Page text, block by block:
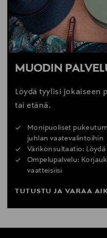
MUODIN
Löydä tyylisi jokaiseen
tai etänä.
Monipuoliset
juhlan vaatevalintoihin
Värikonsultaatio:
Ompelupalvelu:
vaatteisiisi
TUTUSTU JA VARAA